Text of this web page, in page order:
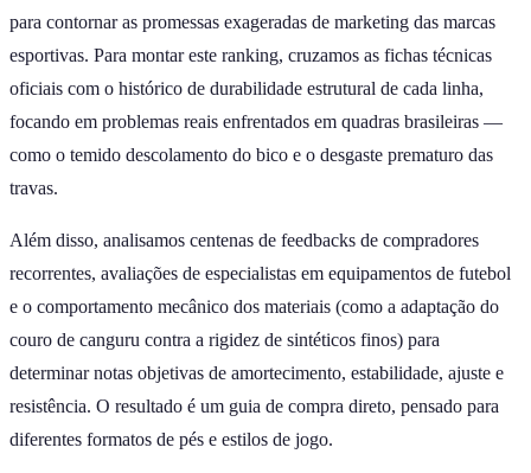
para contornar as promessas exageradas de marketing das marcas
esportivas. Para montar este ranking, cruzamos as fichas técnicas
oficiais com o histórico de durabilidade estrutural de cada linha,
focando em problemas reais enfrentados em quadras brasileiras —
como o temido descolamento do bico e o desgaste prematuro das
travas.
Além disso, analisamos centenas de feedbacks de compradores
recorrentes, avaliações de especialistas em equipamentos de futebol
e o comportamento mecânico dos materiais (como a adaptação do
couro de canguru contra a rigidez de sintéticos finos) para
determinar notas objetivas de amortecimento, estabilidade, ajuste e
resistência. O resultado é um guia de compra direto, pensado para
diferentes formatos de pés e estilos de jogo.